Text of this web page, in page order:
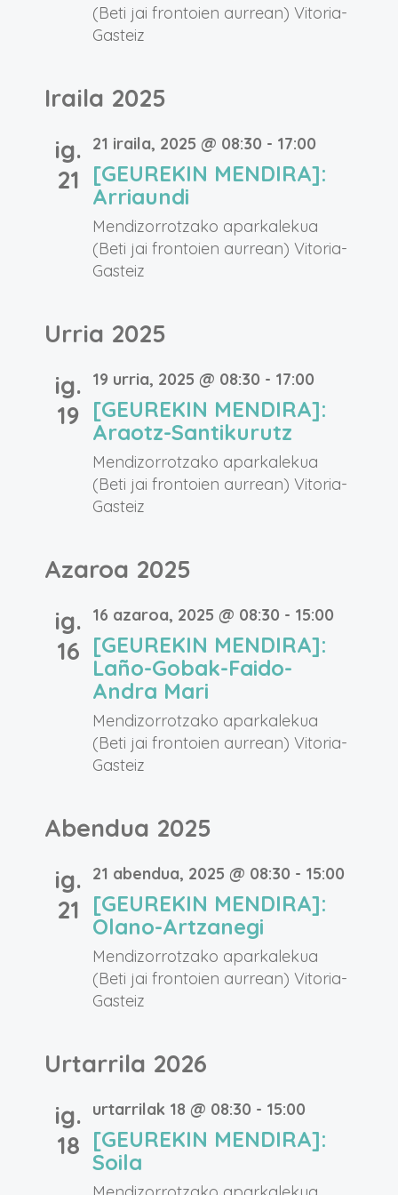
(Beti jai frontoien aurrean) Vitoria-
Gasteiz
Iraila 2025
ig.
21
21 iraila, 2025 @ 08:30 - 17:00
[GEUREKIN MENDIRA]:
Arriaundi
Mendizorrotzako aparkalekua
(Beti jai frontoien aurrean) Vitoria-
Gasteiz
Urria 2025
ig.
19
19 urria, 2025 @ 08:30 - 17:00
[GEUREKIN MENDIRA]:
Araotz-Santikurutz
Mendizorrotzako aparkalekua
(Beti jai frontoien aurrean) Vitoria-
Gasteiz
Azaroa 2025
ig.
16
16 azaroa, 2025 @ 08:30 - 15:00
[GEUREKIN MENDIRA]:
Laño-Gobak-Faido-
Andra Mari
Mendizorrotzako aparkalekua
(Beti jai frontoien aurrean) Vitoria-
Gasteiz
Abendua 2025
ig.
21
21 abendua, 2025 @ 08:30 - 15:00
[GEUREKIN MENDIRA]:
Olano-Artzanegi
Mendizorrotzako aparkalekua
(Beti jai frontoien aurrean) Vitoria-
Gasteiz
Urtarrila 2026
ig.
18
urtarrilak 18 @ 08:30 - 15:00
[GEUREKIN MENDIRA]:
Soila